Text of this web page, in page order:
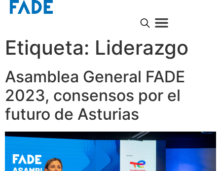
Etiqueta: Liderazgo
Asamblea General FADE
2023, consensos por el
futuro de Asturias